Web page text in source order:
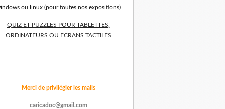
ou linux (pour toutes nos expositions)
QUIZ ET PUZZLES POUR TABLETTES,
ORDINATEURS OU ECRANS TACTILES
Merci de privilégier les mails
caricadoc@gmail.com